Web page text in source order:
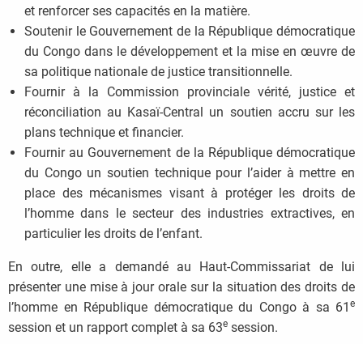
et renforcer ses capacités en la matière.
Soutenir le Gouvernement de la République démocratique
du Congo dans le développement et la mise en œuvre de
sa politique nationale de justice transitionnelle.
Fournir à la Commission provinciale vérité, justice et
réconciliation au Kasaï-Central un soutien accru sur les
plans technique et financier.
Fournir au Gouvernement de la République démocratique
du Congo un soutien technique pour l’aider à mettre en
place des mécanismes visant à protéger les droits de
l’homme dans le secteur des industries extractives, en
particulier les droits de l’enfant.
En outre, elle a demandé au Haut-Commissariat de lui
présenter une mise à jour orale sur la situation des droits de
l’homme en République démocratique du Congo à sa 61 e
session et un rapport complet à sa 63e session.